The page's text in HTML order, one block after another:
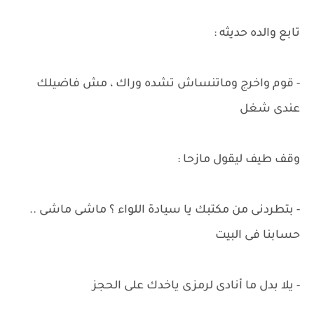
تابع والده حديثه :
- قوم واخرج وماتنساش تشده وراك ، مش فاضيلك
عندى شغل
وقف طيف ليقول مازحا :
- بتطردنى من مكتبك يا سيادة اللواء ؟ ماشى ماشى ..
حسابنا فى البيت
- يلا بدل ما أنادى لرمزى ياخدك على الحجز